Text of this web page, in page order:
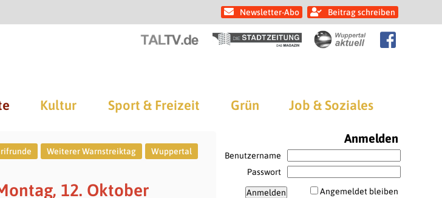
Newsletter-Abo Beitrag schreiben
Kultur Sport & Freizeit Grün Job & Soziales
Weiterer Warnstreiktag Wuppertal
12. Oktober
Anmelden
Benutzername
Passwort
Angemeldet bleiben